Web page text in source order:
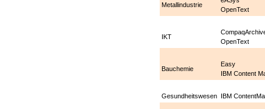
Metallindustrie
OpenText
IKT
OpenText
Bauchemie
Easy
IBM Content
Gesundheitswesen IBM